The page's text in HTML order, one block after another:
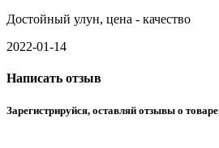
Достойный улун, цена - качество
2022-01-14
Написать отзыв
Зарегистрируйся, оставляй отзывы о